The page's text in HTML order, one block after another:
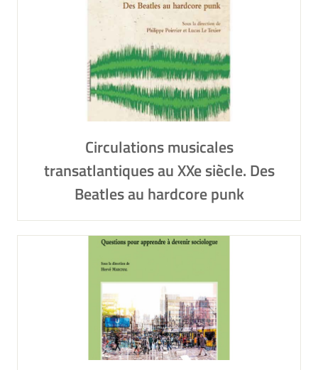
Circulations musicales
transatlantiques au XXe siècle. Des
Beatles au hardcore punk